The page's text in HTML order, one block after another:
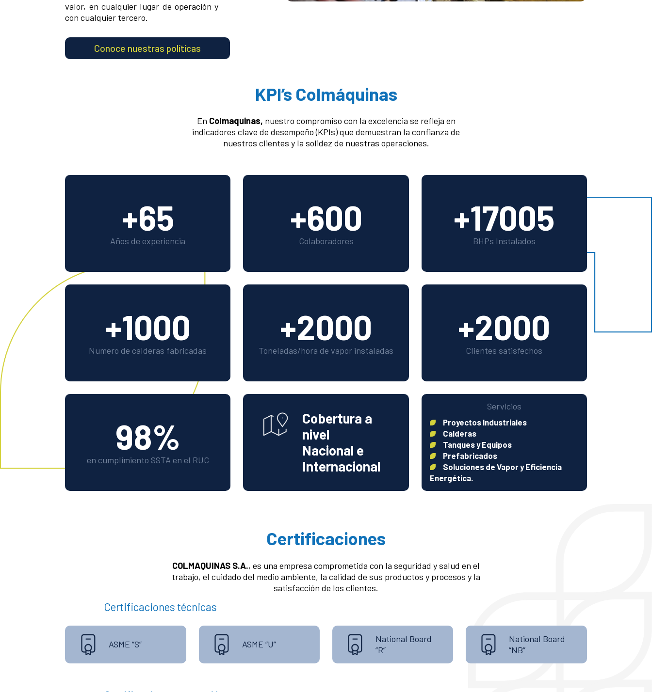
valor, en cualquier lugar de operación y
con cualquier tercero.
Conoce nuestras políticas
KPI’s Colmáquinas
En Colmaquinas, nuestro compromiso con la excelencia se refleja en
indicadores clave de desempeño (KPIs) que demuestran la confianza de
nuestros clientes y la solidez de nuestras operaciones.
+65
Años de experiencia
+600
Colaboradores
+17005
BHPs Instalados
+1000
Numero de calderas fabricadas
+2000
Toneladas/hora de vapor instaladas
+2000
Clientes satisfechos
98%
en cumplimiento SSTA en el RUC
Cobertura a
nivel
Nacional e
Internacional
Servicios
Proyectos Industriales
Calderas
Tanques y Equipos
Prefabricados
Soluciones de Vapor y Eficiencia
Energética.
Certificaciones
COLMAQUINAS S.A., es una empresa comprometida con la seguridad y salud en el
trabajo, el cuidado del medio ambiente, la calidad de sus productos y procesos y la
satisfacción de los clientes.
Certificaciones técnicas
ASME “S” ASME “U”
National Board
“R”
National Board
“NB”